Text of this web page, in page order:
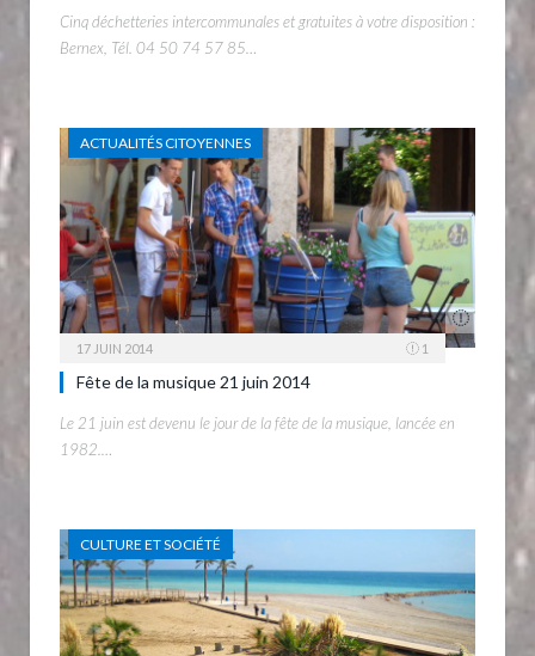
Cinq déchetteries intercommunales et gratuites à votre disposition :
Bernex, Tél. 04 50 74 57 85…
ACTUALITÉS CITOYENNES
17 JUIN 2014 1
Fête de la musique 21 juin 2014
Le 21 juin est devenu le jour de la fête de la musique, lancée en
1982.…
CULTURE ET SOCIÉTÉ